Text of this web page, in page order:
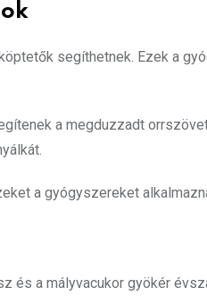
segíthetnek. Ezek a
a megduzzadt
a gyógyszereket
és a mályvacukor gyökér